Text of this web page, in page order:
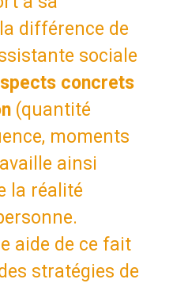
différence de
sociale
concrets
(quantité
moments
ainsi
la réalité
aide de ce fait
stratégies de